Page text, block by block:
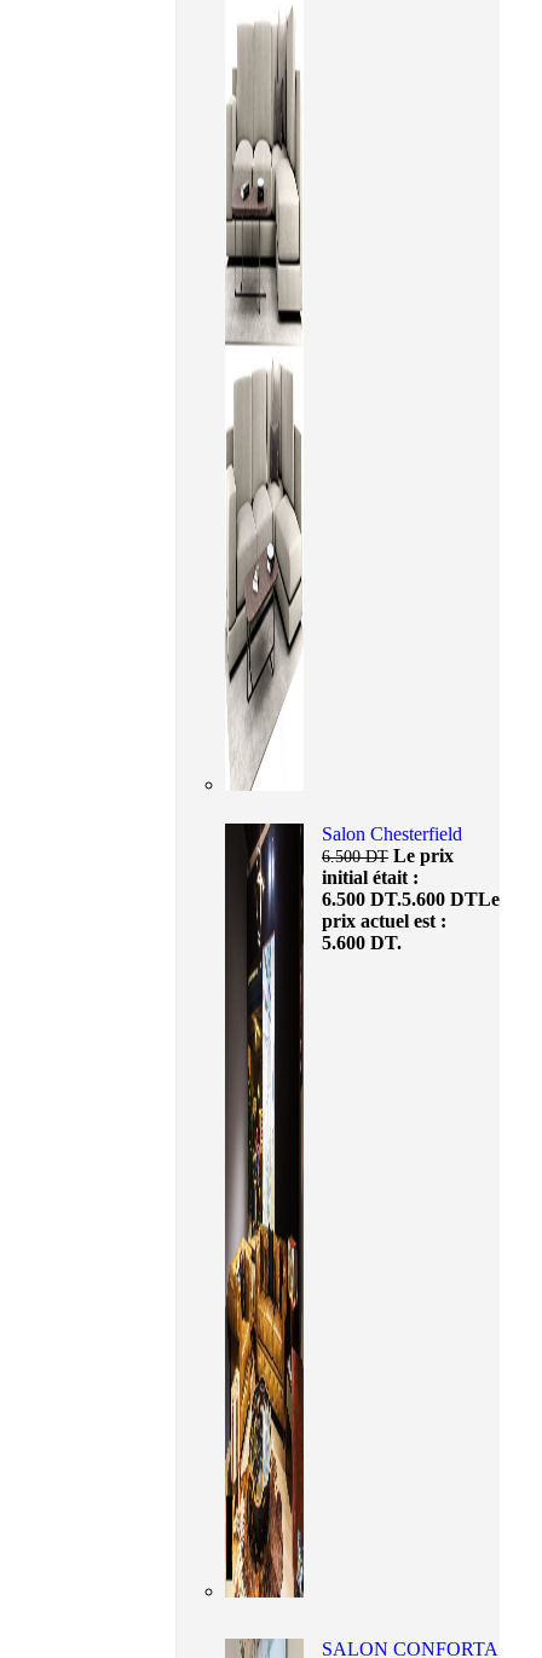
Salon Chesterfield
6.500DT Le prix
initial était :
6.500 DT.5.600 DTLe
prix actuel est :
5.600 DT.
SALON CONFORTA